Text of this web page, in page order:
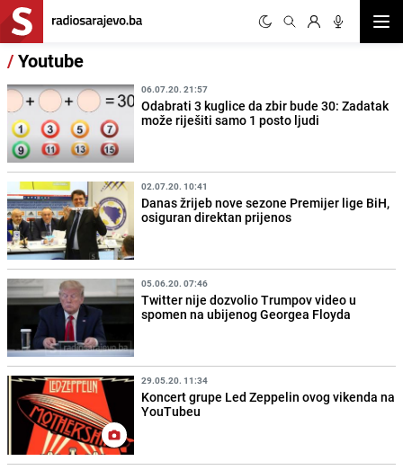
/Youtube
06.07.20. 21:57
Odabrati 3 kuglice da zbir bude 30: Zadatak
može riješiti samo 1 posto ljudi
02.07.20. 10:41
Danas žrijeb nove sezone Premijer lige BiH,
osiguran direktan prijenos
05.06.20. 07:46
Twitter nije dozvolio Trumpov video u
spomen na ubijenog Georgea Floyda
29.05.20. 11:34
Koncert grupe Led Zeppelin ovog vikenda na
YouTubeu